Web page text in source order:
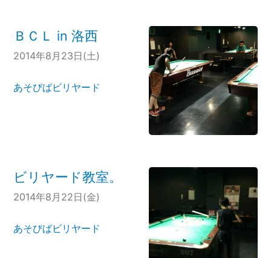
ＢＣＬ in 洛西
2014年8月23日(土)
あそびばビリヤード
ビリヤード教室。
2014年8月22日(金)
あそびばビリヤード